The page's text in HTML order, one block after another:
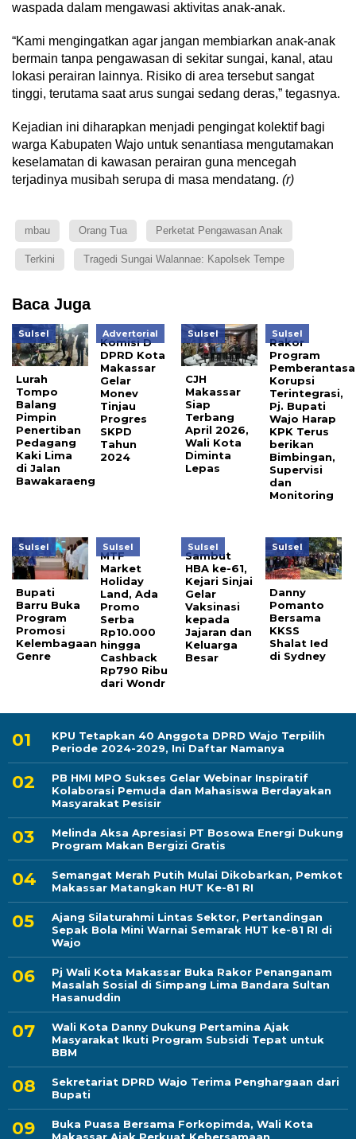
waspada dalam mengawasi aktivitas anak-anak.
“Kami mengingatkan agar jangan membiarkan anak-anak
bermain tanpa pengawasan di sekitar sungai, kanal, atau
lokasi perairan lainnya. Risiko di area tersebut sangat
tinggi, terutama saat arus sungai sedang deras,” tegasnya.
Kejadian ini diharapkan menjadi pengingat kolektif bagi
warga Kabupaten Wajo untuk senantiasa mengutamakan
keselamatan di kawasan perairan guna mencegah
terjadinya musibah serupa di masa mendatang. (r)
mbau Orang Tua Perketat Pengawasan Anak
Terkini Tragedi Sungai Walannae: Kapolsek Tempe
Baca Juga
Sulsel
Lurah
Tompo
Balang
Pimpin
Penertiban
Pedagang
Kaki Lima
di Jalan
Bawakaraeng
Advertorial
Komisi D
DPRD Kota
Makassar
Gelar
Monev
Tinjau
Progres
SKPD
Tahun
2024
Sulsel
CJH
Makassar
Siap
Terbang
April 2026,
Wali Kota
Diminta
Lepas
Sulsel
Rakor
Program
Korupsi
Terintegrasi,
Pj. Bupati
Wajo Harap
KPK Terus
berikan
Bimbingan,
Supervisi
dan
Monitoring
Sulsel
Bupati
Barru Buka
Program
Promosi
Kelembagaan
Genre
Sulsel
MTF
Market
Holiday
Land, Ada
Promo
Serba
Rp10.000
hingga
Cashback
Rp790 Ribu
dari Wondr
Sulsel
Sambut
HBA ke-61,
Kejari Sinjai
Gelar
Vaksinasi
kepada
Jajaran dan
Keluarga
Besar
Sulsel
Danny
Pomanto
Bersama
KKSS
Shalat Ied
di Sydney
KPU Tetapkan 40 Anggota DPRD Wajo Terpilih
Periode 2024-2029, Ini Daftar Namanya
PB HMI MPO Sukses Gelar Webinar Inspiratif
Kolaborasi Pemuda dan Mahasiswa Berdayakan
Masyarakat Pesisir
Melinda Aksa Apresiasi PT Bosowa Energi Dukung
Program Makan Bergizi Gratis
Semangat Merah Putih Mulai Dikobarkan, Pemkot
Makassar Matangkan HUT Ke-81 RI
Ajang Silaturahmi Lintas Sektor, Pertandingan
Sepak Bola Mini Warnai Semarak HUT ke-81 RI di
Wajo
Pj Wali Kota Makassar Buka Rakor Penanganam
Masalah Sosial di Simpang Lima Bandara Sultan
Hasanuddin
Wali Kota Danny Dukung Pertamina Ajak
Masyarakat Ikuti Program Subsidi Tepat untuk
BBM
Sekretariat DPRD Wajo Terima Penghargaan dari
Bupati
Buka Puasa Bersama Forkopimda, Wali Kota